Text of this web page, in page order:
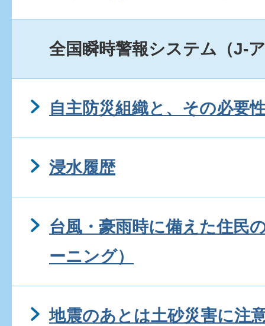
全国瞬時警報システム（J-
自主防災組織と、その必要
浸水履歴
台風・豪雨時に備えた住民
ーニング）
地震のあとは土砂災害に注